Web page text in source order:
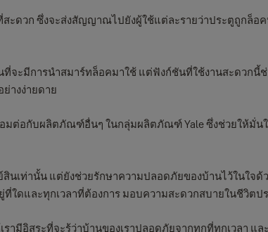
ดวก ซึ่งจะส่งสัญญาณไปยังผู้ใช้แต่ละรายว่าประตูถูกล็อ
จะมีการนำสมาร์ทล็อคมาใช้ แต่ฟังก์ชันที่ใช้งานสะดวก
างง่ายดาย
ต่อกับผลิตภัณฑ์อื่นๆ ในกลุ่มผลิตภัณฑ์ Yale ซึ่งช่วยให้มั่น
ท่านั้น แต่ยังช่วยรักษาความปลอดภัยของบ้านไว้ในใจด้
ที่ใดและทุกเวลาที่ต้องการ มอบความสะดวกสบายในชีวิ
อิสระที่จะรู้ว่าบ้านของเราปลอดภัยจากทุกที่ทุกเวลา แล